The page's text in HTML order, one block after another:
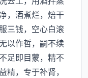
，酒煮烂，焙干
三钱，空心白滚
以作哲，嗣不续
足即目蒙，精不
精，专于补肾，